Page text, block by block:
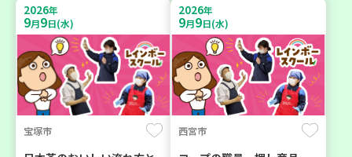
2026年
9月9日(水)
宝塚市
2026年
9月9日(水)
西宮市